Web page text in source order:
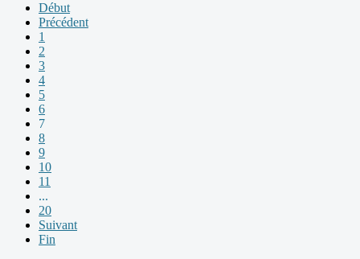
Début
Précédent
1
2
3
4
5
6
7
8
9
10
11
...
20
Suivant
Fin